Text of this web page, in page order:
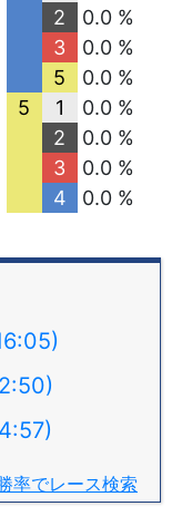
2
0.0 %
3
0.0 %
5
0.0 %
5
1
0.0 %
2
0.0 %
3
0.0 %
4
0.0 %
率でレース検索